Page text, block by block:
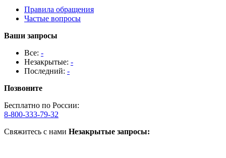
Правила обращения
Частые вопросы
Ваши запросы
Все: -
Незакрытые: -
Последний: -
Позвоните
Бесплатно по России:
8-800-333-79-32
Свяжитесь с нами Незакрытые запросы: